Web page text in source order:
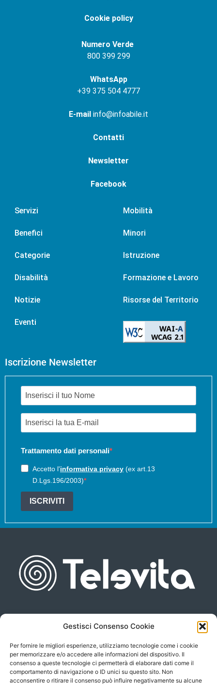
Gestisci Consenso Cookie
Per fornire le migliori esperienze, utilizziamo tecnologie come i cookie
per memorizzare e/o accedere alle informazioni del dispositivo. Il
consenso a queste tecnologie ci permetterà di elaborare dati come il
comportamento di navigazione o ID unici su questo sito. Non
acconsentire o ritirare il consenso può influire negativamente su alcune
Cookie policy
Numero Verde
800 399 299
WhatsApp
+39 375 504 4777
E-mail info@infoabile.it
Contatti
Newsletter
Facebook
Servizi
Benefici
Categorie
Disabilità
Notizie
Eventi
Mobilità
Minori
Istruzione
Formazione e Lavoro
Risorse del Territorio
Iscrizione Newsletter
Trattamento dati personali
Accetto l'informativa privacy (ex art.13
D.Lgs.196/2003)
ISCRIVITI
Piazza san Giovanni, 6
P.Iva 00566630323
info@televita.it